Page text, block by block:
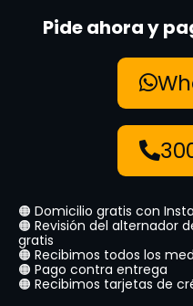
Pide ahora y
🟠 Domicilio gratis con
🟠 Revisión del alternador
gratis
🟠 Recibimos todos los
🟠 Pago contra entrega
🟠 Recibimos tarjetas de